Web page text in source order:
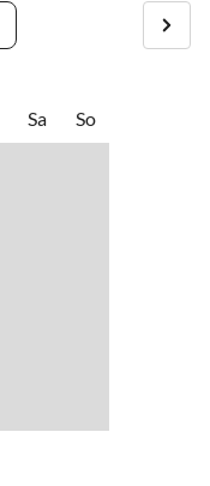
Sa So